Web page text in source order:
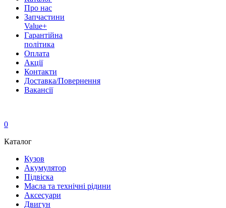
Про нас
Запчастини
Value+
Гарантійна
політика
Оплата
Акції
Контакти
Доставка/Повернення
Вакансії
0
Каталог
Кузов
Акумулятор
Підвіска
Масла та технічні рідини
Аксесуари
Двигун